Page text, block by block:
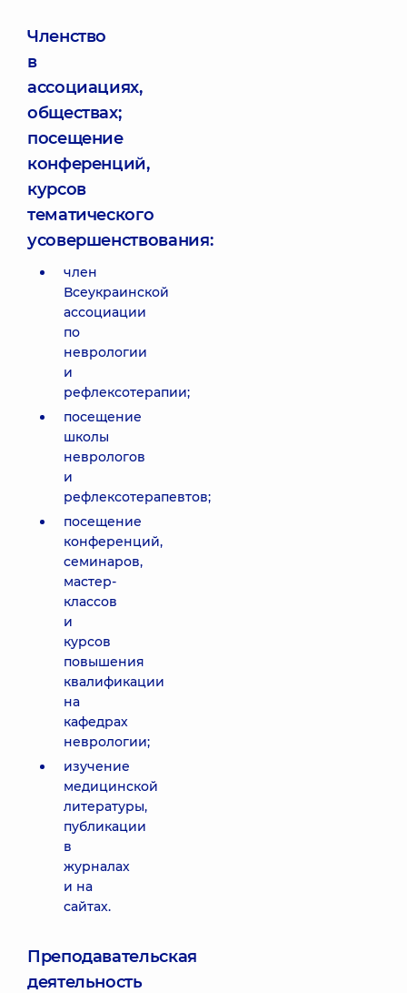
Членство
в
ассоциациях,
обществах;
посещение
конференций,
курсов
тематического
усовершенствования:
член
Всеукраинской
ассоциации
по
неврологии
и
рефлексотерапии;
посещение
школы
неврологов
и
рефлексотерапевтов;
посещение
конференций,
семинаров,
мастер-
классов
и
курсов
повышения
квалификации
на
кафедрах
неврологии;
изучение
медицинской
литературы,
публикации
в
журналах
и на
сайтах.
Преподавательская
деятельность